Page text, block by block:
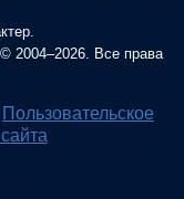
2004–2026. Все права
Пользовательское